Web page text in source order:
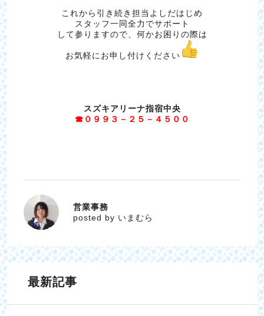
これから引き続き担当よしだはじめ
スタッフ一同全力でサポート
して参りますので、何かお困りの際は
お気軽にお申し付けください
スズキアリーナ指宿中央
☎０９９３－２５－４５００
いまむら
営業事務
posted by いまむら
最新記事